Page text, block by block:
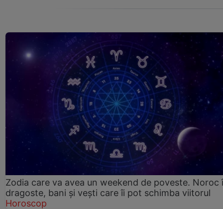
Zodia care va avea un weekend de poveste. Noroc
dragoste, bani și vești care îi pot schimba viitorul
Horoscop